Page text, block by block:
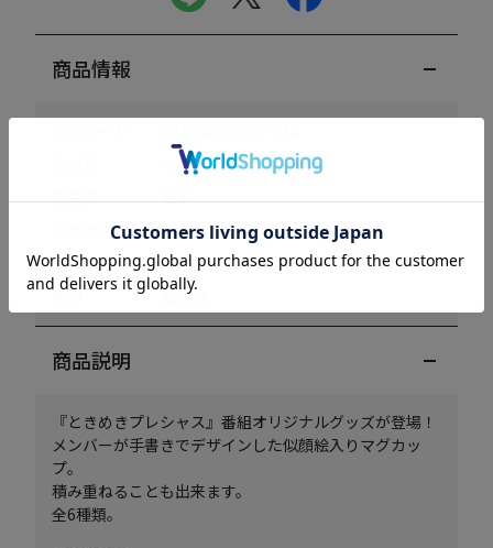
商品情報
テレビ朝日
生産国
日本
通販開始日
2024/02/22 19:00:00
サイズ
H約9cm×φ約8cm×φ約6.3cm
素材
陶磁器
商品説明
『ときめきプレシャス』番組オリジナルグッズが登場！
メンバーが手書きでデザインした似顔絵入りマグカッ
プ。
積み重ねることも出来ます。
全6種類。